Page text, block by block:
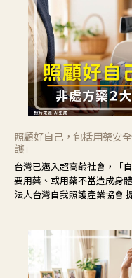
照顧好自己，包括用藥安
護」
台灣已邁入超高齡社會，「
要用藥、或用藥不當造成身
法人台灣自我照護產業協會